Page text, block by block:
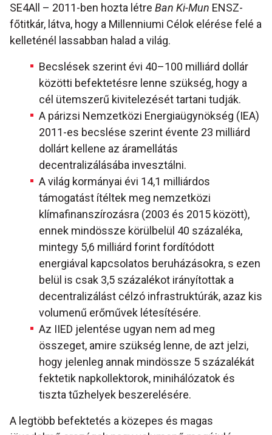
SE4All – 2011-ben hozta létre Ban Ki-Mun ENSZ-
főtitkár, látva, hogy a Millenniumi Célok elérése felé a
kelleténél lassabban halad a világ.
Becslések szerint évi 40–100 milliárd dollár
közötti befektetésre lenne szükség, hogy a
cél ütemszerű kivitelezését tartani tudják.
A párizsi Nemzetközi Energiaügynökség (IEA)
2011-es becslése szerint évente 23 milliárd
dollárt kellene az áramellátás
decentralizálásába invesztálni.
A világ kormányai évi 14,1 milliárdos
támogatást ítéltek meg nemzetközi
klímafinanszírozásra (2003 és 2015 között),
ennek mindössze körülbelül 40 százaléka,
mintegy 5,6 milliárd forint fordítódott
energiával kapcsolatos beruházásokra, s ezen
belül is csak 3,5 százalékot irányítottak a
decentralizálást célzó infrastruktúrák, azaz kis
volumenű erőművek létesítésére.
Az IIED jelentése ugyan nem ad meg
összeget, amire szükség lenne, de azt jelzi,
hogy jelenleg annak mindössze 5 százalékát
fektetik napkollektorok, minihálózatok és
tiszta tűzhelyek beszerelésére.
A legtöbb befektetés a közepes és magas